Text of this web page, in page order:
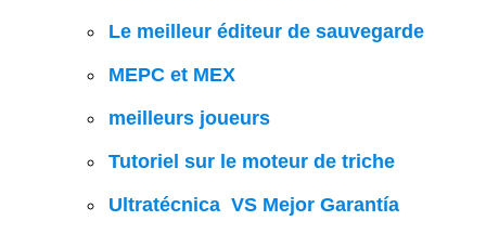
Le meilleur éditeur de sauvegarde
MEPC et MEX
meilleurs joueurs
Tutoriel sur le moteur de triche
Ultratécnica VS Mejor Garantía